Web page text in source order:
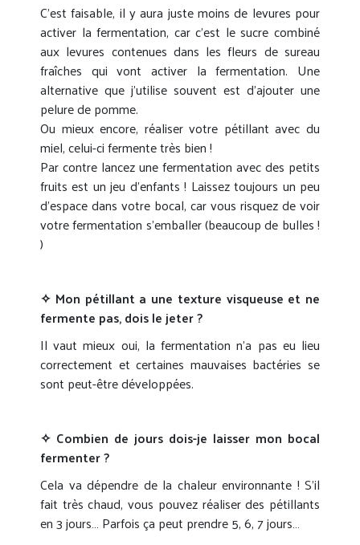
C’est faisable, il y aura juste moins de levures pour
activer la fermentation, car c’est le sucre combiné
aux levures contenues dans les fleurs de sureau
fraîches qui vont activer la fermentation. Une
alternative que j’utilise souvent est d’ajouter une
pelure de pomme.
Ou mieux encore, réaliser votre pétillant avec du
miel, celui-ci fermente très bien !
Par contre lancez une fermentation avec des petits
fruits est un jeu d’enfants ! Laissez toujours un peu
d’espace dans votre bocal, car vous risquez de voir
votre fermentation s’emballer (beaucoup de bulles !
)
✧ Mon pétillant a une texture visqueuse et ne
fermente pas, dois le jeter ?
Il vaut mieux oui, la fermentation n’a pas eu lieu
correctement et certaines mauvaises bactéries se
sont peut-être développées.
✧ Combien de jours dois-je laisser mon bocal
fermenter ?
Cela va dépendre de la chaleur environnante ! S’il
fait très chaud, vous pouvez réaliser des pétillants
en 3 jours… Parfois ça peut prendre 5, 6, 7 jours…